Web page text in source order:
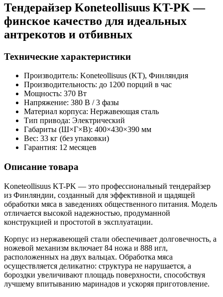
Тендерайзер Koneteollisuus KT-PK —
финское качество для идеальных
антрекотов и отбивных
Технические характеристики
Производитель: Koneteollisuus (KT), Финляндия
Производительность: до 1200 порций в час
Мощность: 370 Вт
Напряжение: 380 В / 3 фазы
Материал корпуса: Нержавеющая сталь
Тип привода: Электрический
Габариты (Ш×Г×В): 400×430×390 мм
Вес: 33 кг (без упаковки)
Гарантия: 12 месяцев
Описание товара
Koneteollisuus KT-PK — это профессиональный тендерайзер
из Финляндии, созданный для эффективной и щадящей
обработки мяса в заведениях общественного питания. Модель
отличается высокой надежностью, продуманной
конструкцией и простотой в эксплуатации.
Корпус из нержавеющей стали обеспечивает долговечность, а
ножевой механизм включает 84 ножа и 888 игл,
расположенных на двух вальцах. Обработка мяса
осуществляется деликатно: структура не нарушается, а
бороздки увеличивают площадь поверхности, способствуя
лучшему впитыванию маринадов и ускоряя приготовление.